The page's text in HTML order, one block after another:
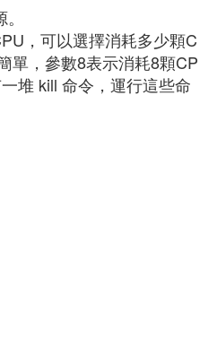
，可以選擇消耗多少顆C
單，參數8表示消耗8顆CP
堆 kill 命令，運行這些命